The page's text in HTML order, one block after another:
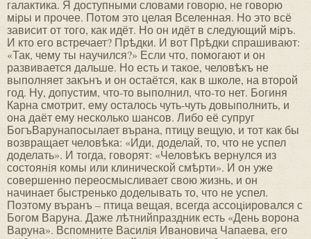
галактика. Я доступными словами говорю, не говорю
мiры и прочее. Потом это целая Вселенная. Но это всё
зависит от того, как идёт. Но он идёт в следующий мiръ.
И кто его встречает? Прѣдки. И вот Прѣдки спрашивают:
«Так, чему ты научился?» Если что, помогают и он
развивается дальше. Но есть и такое, человѣкъ не
выполняет закънъ и он остаётся, как в школе, на второй
год. Ну, допустим, что-то выполнил, что-то нет. Богиня
Карна смотрит, ему осталось чуть-чуть довыполнить, и
она даёт ему несколько шансов. Либо её супруг
БогъВарунапосылает върана, птицу вещую, и тот как бы
возвращает человѣка: «Иди, доделай, то, что не успел
доделать». И тогда, говорят: «Человѣкъ вернулся из
состоянiя комы или клинической смѣрти». И он уже
совершенно переосмысливает свою жизнь, и он
начинает быстренько доделывать то, что не успел.
Поэтому въранъ – птица вещая, всегда ассоцiировался с
Богом Варуна. Даже лѣтнийпраздник есть «День ворона
Варуна». Вспомните Василiя Ивановича Чапаева, его